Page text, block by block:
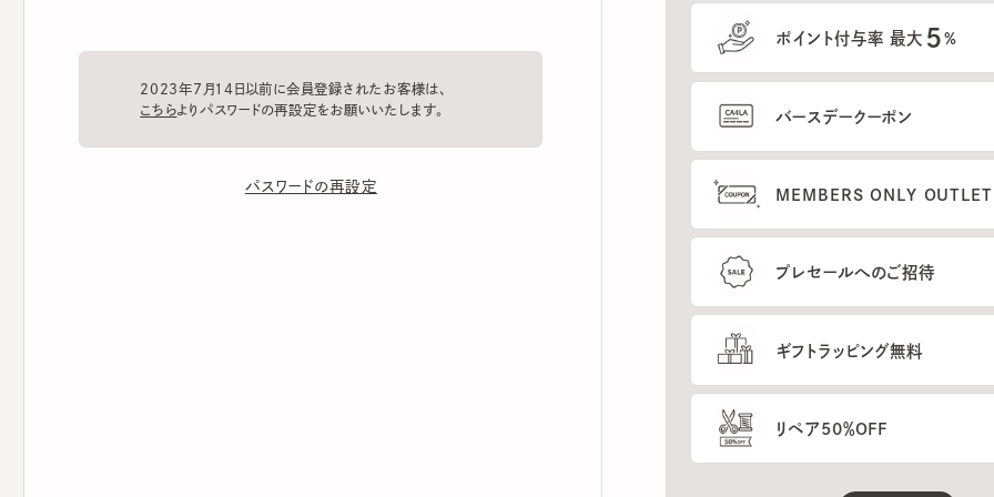
2023年7月14日以前に会員登録されたお客様は、
パスワードの再設定
ポイント付与率 最大 %
バースデークーポン
MEMBERS ONLY OUTLETのご
プレセールへのご招待
ギフトラッピング無料
リペア50％OFF